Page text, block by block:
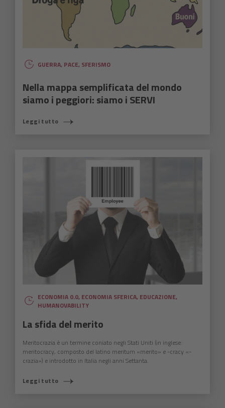
GUERRA, PACE, SFERISMO
Nella mappa semplificata del mondo
siamo i peggiori: siamo i SERVI
Leggi tutto
ECONOMIA 0.0, ECONOMIA SFERICA, EDUCAZIONE,
HUMANOVABILITY
La sfida del merito
Meritocrazia è un termine coniato negli Stati Uniti (in inglese:
meritocracy, composto del latino meritum «merito» e -cracy «-
crazia») e introdotto in Italia negli anni Settanta.
Leggi tutto